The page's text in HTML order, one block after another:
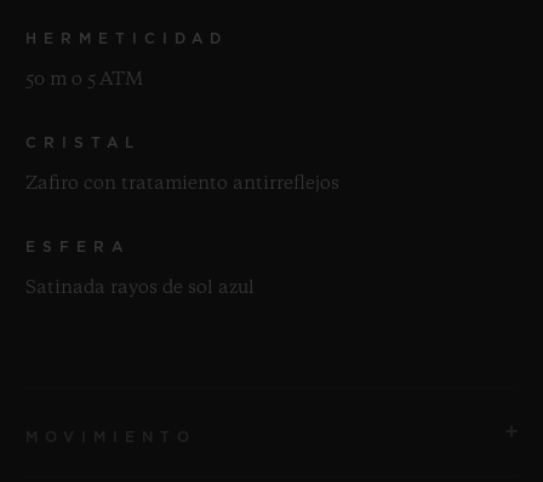
HERMETICIDAD
50 m o 5 ATM
CRISTAL
Zafiro con tratamiento antirreflejos
ESFERA
Satinada rayos de sol azul